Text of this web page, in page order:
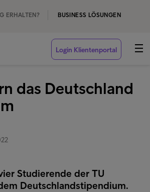
ERHALTEN? BUSINESS LÖSUNGEN
Login Klientenportal
das Deutschland
Studierende der TU
Deutschlandstipendium.